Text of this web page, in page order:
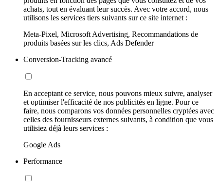
achats, tout en évaluant leur succès. Avec votre accord, nous
utilisons les services tiers suivants sur ce site internet :
Meta-Pixel, Microsoft Advertising, Recommandations de
produits basées sur les clics, Ads Defender
Conversion-Tracking avancé
En acceptant ce service, nous pouvons mieux suivre, analyser
et optimiser l'efficacité de nos publicités en ligne. Pour ce
faire, nous comparons vos données personnelles cryptées avec
celles des fournisseurs externes suivants, à condition que vous
utilisiez déjà leurs services :
Google Ads
Performance